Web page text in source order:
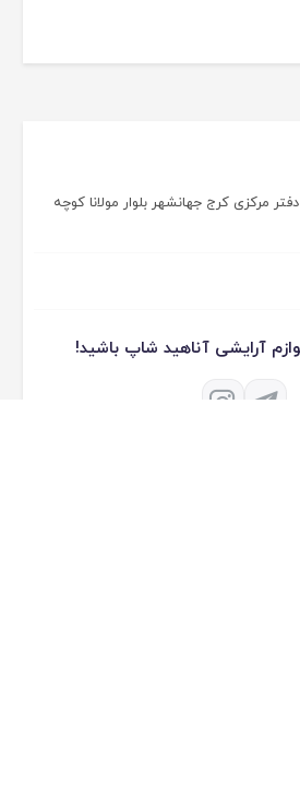
مرکزی کرج جهانشهر بلوار مولانا کوچه
آرایشی آناهید شاپ باشید!